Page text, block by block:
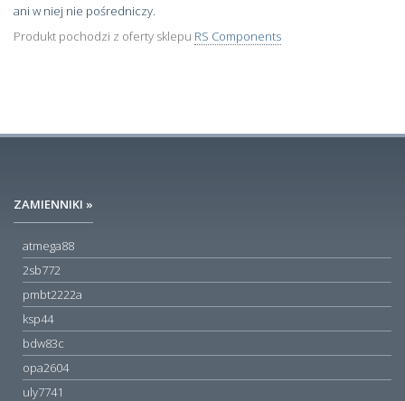
ani w niej nie pośredniczy.
Produkt pochodzi z oferty sklepu RS Components
ZAMIENNIKI »
atmega88
2sb772
pmbt2222a
ksp44
bdw83c
opa2604
uly7741